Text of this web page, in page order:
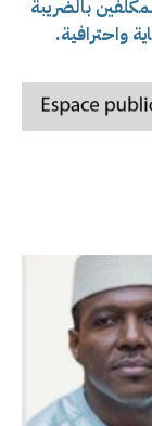
بالضريبة
واحترافية.